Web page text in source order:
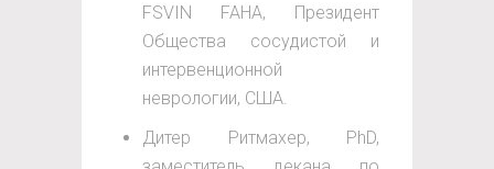
FSVIN FAHA, Президент
Общества сосудистой и
интервенционной
неврологии, США.
Дитер Ритмахер, PhD,